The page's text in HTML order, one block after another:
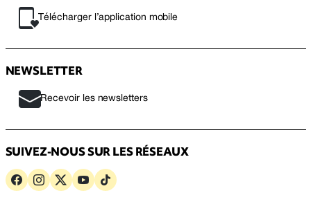
Télécharger l’application mobile
NEWSLETTER
Recevoir les newsletters
SUIVEZ-NOUS SUR LES RÉSEAUX